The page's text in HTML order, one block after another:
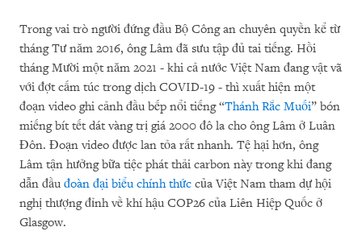
Trong vai trò người đứng đầu Bộ Công an chuyên quyền kể từ
tháng Tư năm 2016, ông Lâm đã sưu tập đủ tai tiếng. Hồi
tháng Mười một năm 2021 - khi cả nước Việt Nam đang vật vã
với đợt cấm túc trong dịch COVID-19 - thì xuất hiện một
đoạn video ghi cảnh đầu bếp nổi tiếng “Thánh Rắc Muối” bón
miếng bít tết dát vàng trị giá 2000 đô la cho ông Lâm ở Luân
Đôn. Đoạn video được lan tỏa rất nhanh. Tệ hại hơn, ông
Lâm tận hưởng bữa tiệc phát thải carbon này trong khi đang
dẫn đầu đoàn đại biểu chính thức của Việt Nam tham dự hội
nghị thượng đỉnh về khí hậu COP26 của Liên Hiệp Quốc ở
Glasgow.